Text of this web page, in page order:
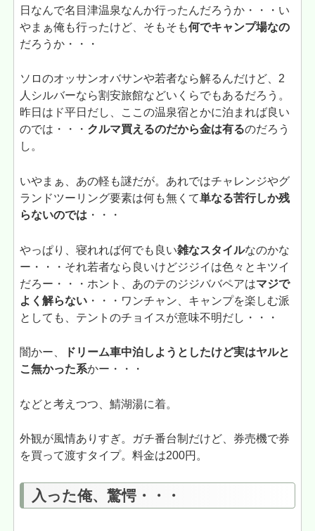
日なんで名目津温泉なんか行ったんだろうか・・・い
やまぁ俺も行ったけど、そもそも何でキャンプ場なの
だろうか・・・
ソロのオッサンオバサンや若者なら解るんだけど、2
人シルバーなら割安旅館などいくらでもあるだろう。
昨日はド平日だし、ここの温泉宿とかに泊まれば良い
のでは・・・ クルマ買えるのだから金は有るのだろう
し。
いやまぁ、あの軽も謎だが。あれではチャレンジやグ
ランドツーリング要素は何も無くて単なる苦行しか残
らないのでは ・・・
やっぱり、寝れれば何でも良い雑なスタイルなのかな
ー・・・それ若者なら良いけどジジイは色々とキツイ
だろー・・・ホント、あのテのジジババペアはマジで
よく解らない ・・・ワンチャン、キャンプを楽しむ派
としても、テントのチョイスが意味不明だし・・・
闇かー、
ドリーム車中泊しようとしたけど実はヤルと
こ無かった系かー・・・
などと考えつつ、鯖湖湯に着。
外観が風情ありすぎ。ガチ番台制だけど、券売機で券
を買って渡すタイプ。料金は200円。
入った俺、驚愕・・・